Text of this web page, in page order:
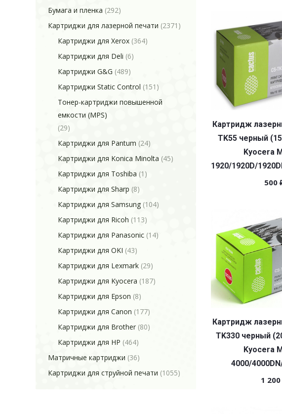
Картридж
TK55 черный
Kyocera
1920/1920D/
500
Картридж
TK330 черный
Kyocera
4000/
1 200
Бумага и пленка (292)
Картриджи для лазерной печати (2371)
Картриджи для Xerox (364)
Картриджи для Deli (6)
Картриджи G&G (489)
Картриджи Static Control (151)
Тонер-картриджи повышенной
емкости (MPS)
(29)
Картриджи для Pantum (24)
Картриджи для Konica Minolta (45)
Картриджи для Toshiba (1)
Картриджи для Sharp (8)
Картриджи для Samsung (104)
Картриджи для Ricoh (113)
Картриджи для Panasonic (14)
Картриджи для OKI (43)
Картриджи для Lexmark (29)
Картриджи для Kyocera (187)
Картриджи для Epson (8)
Картриджи для Canon (177)
Картриджи для Brother (80)
Картриджи для HP (464)
Матричные картриджи (36)
Картриджи для струйной печати (1055)